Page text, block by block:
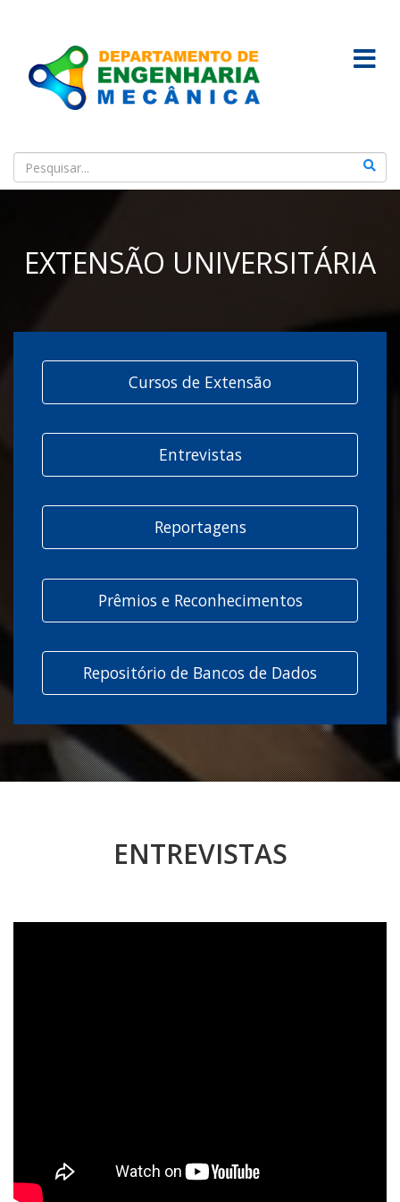
EXTENSÃO UNIVERSITÁRIA
Cursos de Extensão
Entrevistas
Reportagens
Prêmios e Reconhecimentos
Repositório de Bancos de Dados
ENTREVISTAS